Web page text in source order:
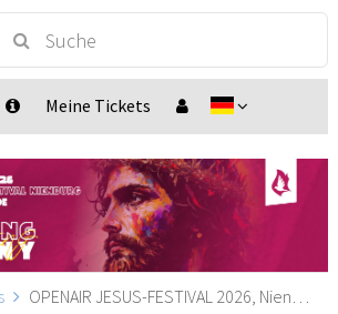
Meine Tickets
OPENAIR JESUS-FESTIVAL 2026, Nienburg/Weser